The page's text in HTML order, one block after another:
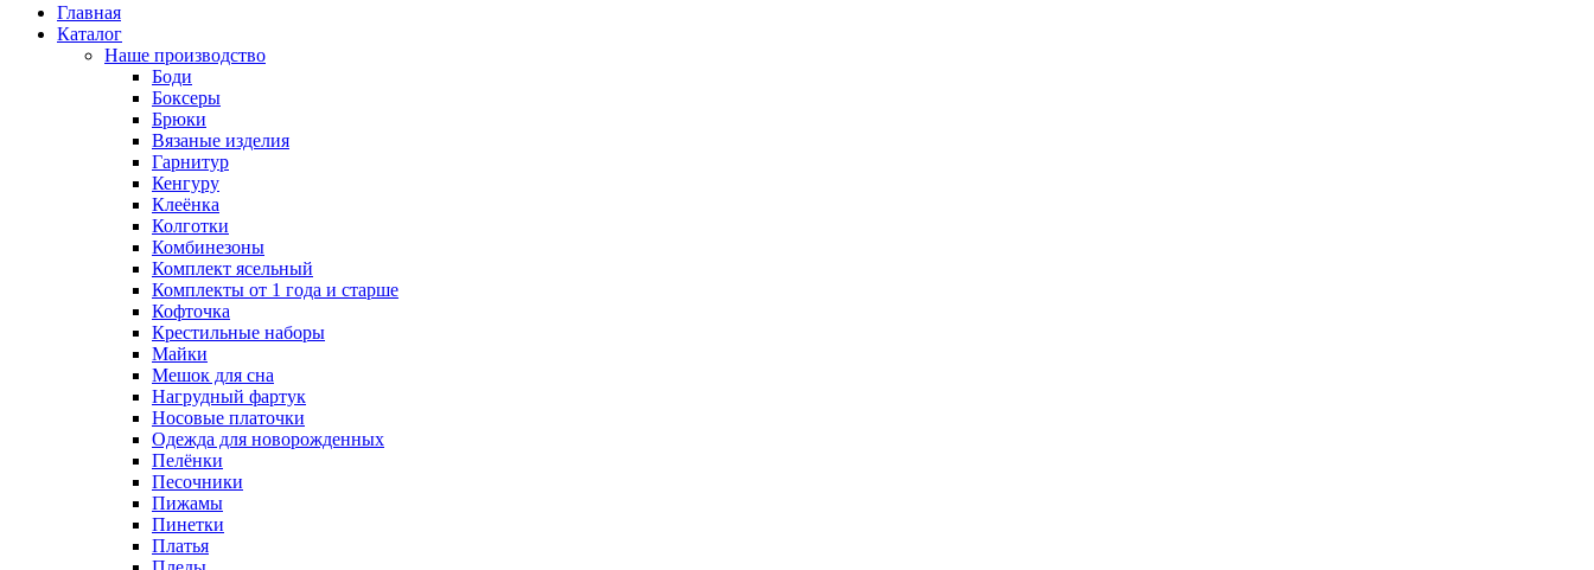
Главная
Каталог
Наше производство
Боди
Боксеры
Брюки
Вязаные изделия
Гарнитур
Кенгуру
Клеёнка
Колготки
Комбинезоны
Комплект ясельный
Комплекты от 1 года и старше
Кофточка
Крестильные наборы
Майки
Мешок для сна
Нагрудный фартук
Носовые платочки
Одежда для новорожденных
Пелёнки
Песочники
Пижамы
Пинетки
Платья